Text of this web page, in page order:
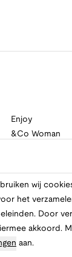
Enjoy
&Co Woman
wij
het
Door
akkoord.
aan.